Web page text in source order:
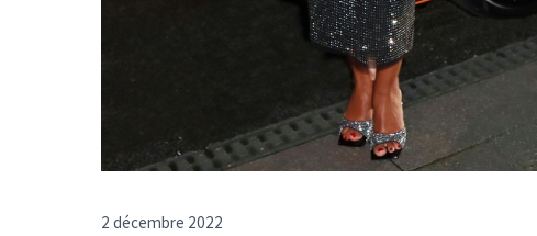
2 décembre 2022